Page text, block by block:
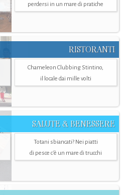
perdersi in un mare di pratiche
RISTORANTI
Chameleon Clubbing Stintino,
il locale dai mille volti
SALUTE & BENESSERE
Totani sbiancati? Nei piatti
di pesce c'è un mare di trucchi